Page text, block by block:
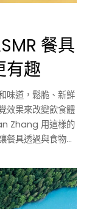
餐具
有趣
味道，鬆脆、新鮮
效果來改變飲食體
Zhang 用這樣的
具透過與食物的